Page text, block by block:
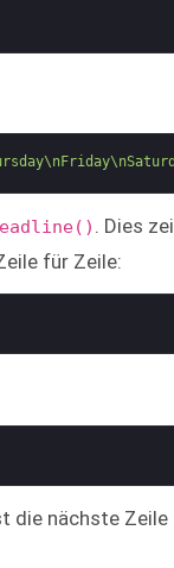
. Dies
für Zeile:
die nächste